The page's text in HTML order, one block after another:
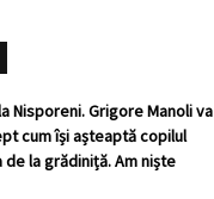
Nisporeni. Grigore Manoli va
cum își așteaptă copilul
de la grădiniță. Am niște